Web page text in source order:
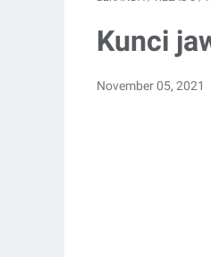
Kunci
November 05, 2021